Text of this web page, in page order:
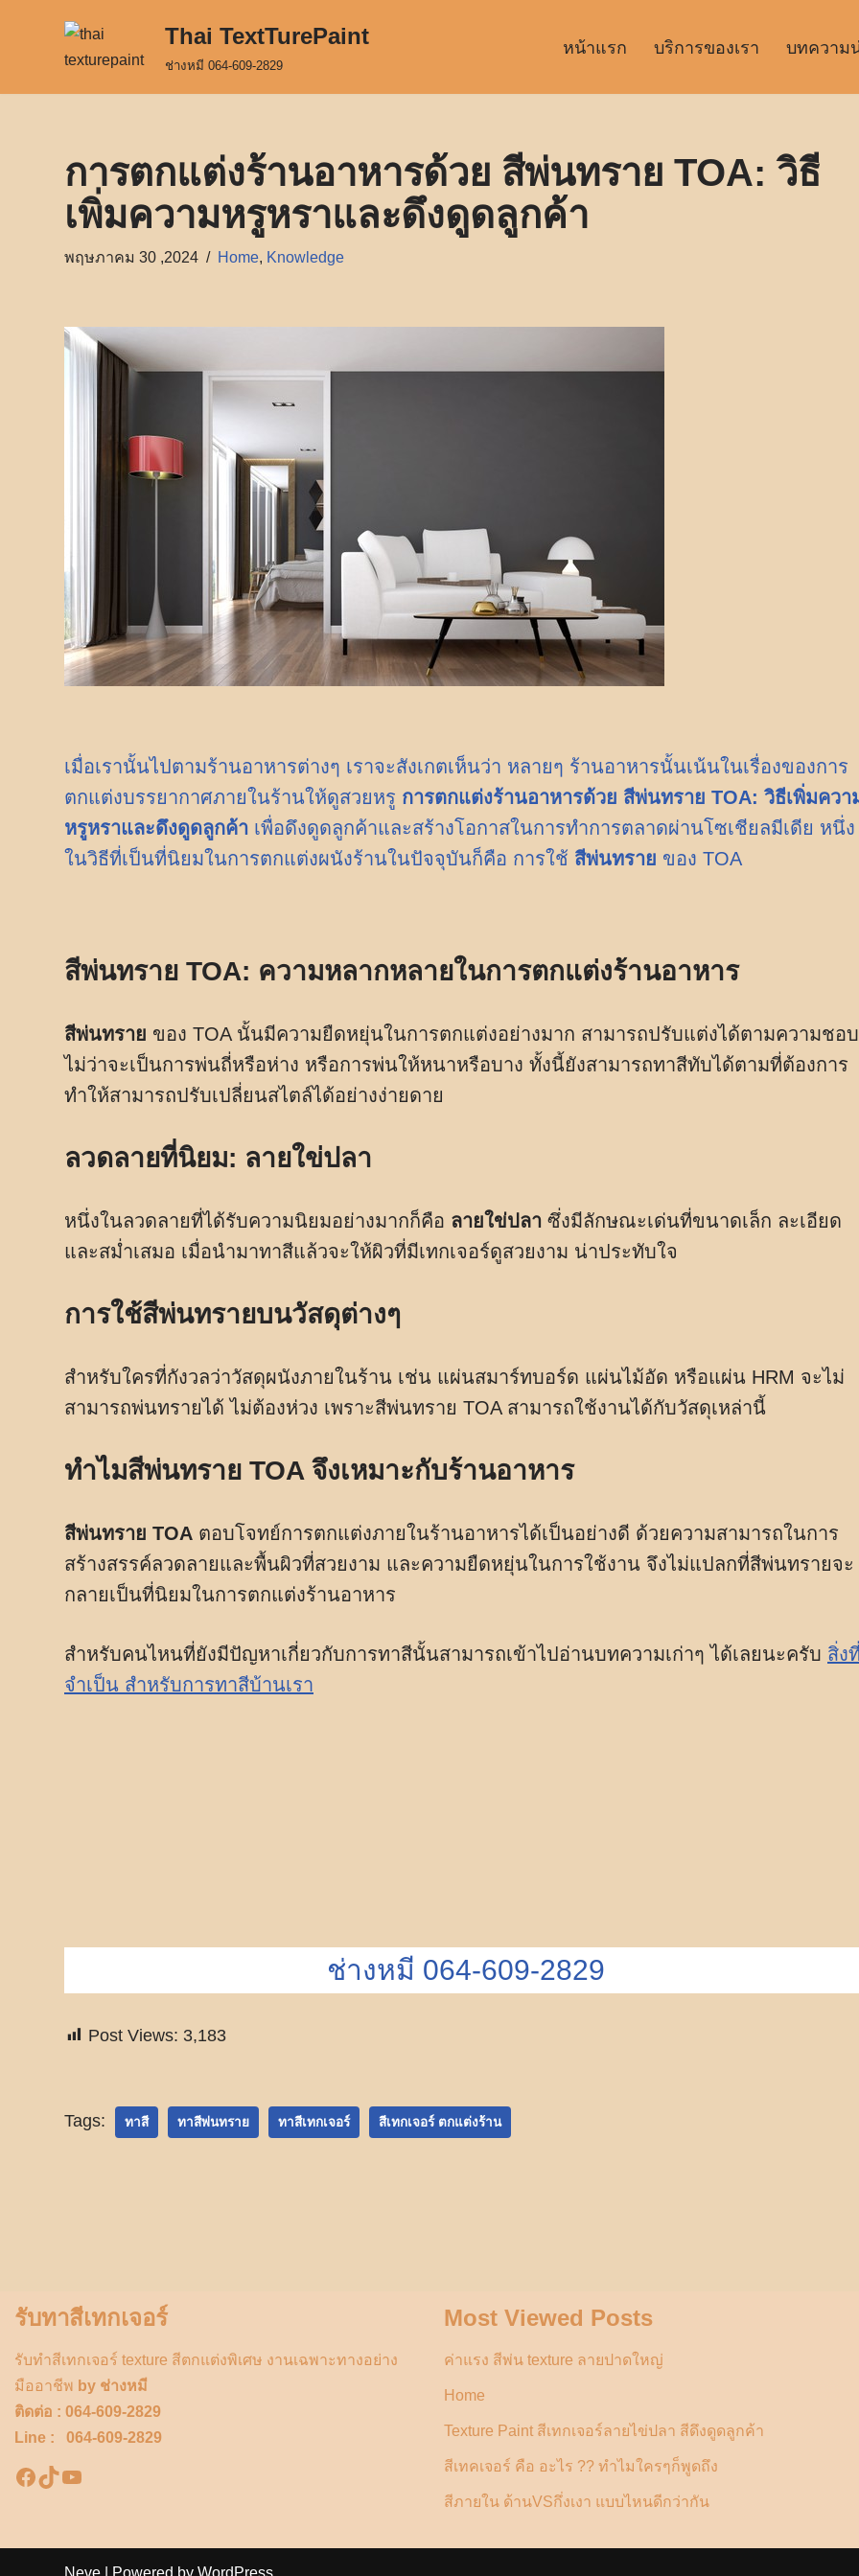
Thai TextTurePaint
ช่างหมี 064-609-2829
หน้าแรก บริการของเรา บทความ
การตกแต่งร้านอาหารด้วย สีพ่นทราย TOA: วิธี
เพิ่มความหรูหราและดึงดูดลูกค้า
พฤษภาคม 30 ,2024 Home, Knowledge
เมื่อเรานั้นไปตามร้านอาหารต่างๆ เราจะสังเกตเห็นว่า หลายๆ ร้านอาหารนั้นเน้นในเรื่องของการ
ตกแต่งบรรยากาศภายในร้านให้ดูสวยหรู การตกแต่งร้านอาหารด้วย สีพ่นทราย TOA: วิธีเพิ่มควา
หรูหราและดึงดูดลูกค้า เพื่อดึงดูดลูกค้าและสร้างโอกาสในการทำการตลาดผ่านโซเชียลมีเดีย หนึ่ง
ในวิธีที่เป็นที่นิยมในการตกแต่งผนังร้านในปัจจุบันก็คือ การใช้ สีพ่นทราย ของ TOA
สีพ่นทราย TOA: ความหลากหลายในการตกแต่งร้านอาหาร
สีพ่นทราย ของ TOA นั้นมีความยืดหยุ่นในการตกแต่งอย่างมาก สามารถปรับแต่งได้ตามความชอบ
ไม่ว่าจะเป็นการพ่นถี่หรือห่าง หรือการพ่นให้หนาหรือบาง ทั้งนี้ยังสามารถทาสีทับได้ตามที่ต้องการ
ทำให้สามารถปรับเปลี่ยนสไตล์ได้อย่างง่ายดาย
ลวดลายที่นิยม: ลายใข่ปลา
หนึ่งในลวดลายที่ได้รับความนิยมอย่างมากก็คือ ลายใข่ปลา ซึ่งมีลักษณะเด่นที่ขนาดเล็ก ละเอียด
และสม่ำเสมอ เมื่อนำมาทาสีแล้วจะให้ผิวที่มีเทกเจอร์ดูสวยงาม น่าประทับใจ
การใช้สีพ่นทรายบนวัสดุต่างๆ
สำหรับใครที่กังวลว่าวัสดุผนังภายในร้าน เช่น แผ่นสมาร์ทบอร์ด แผ่นไม้อัด หรือแผ่น HRM จะไม่
สามารถพ่นทรายได้ ไม่ต้องห่วง เพราะสีพ่นทราย TOA สามารถใช้งานได้กับวัสดุเหล่านี้
ทำไมสีพ่นทราย TOA จึงเหมาะกับร้านอาหาร
สีพ่นทราย TOA ตอบโจทย์การตกแต่งภายในร้านอาหารได้เป็นอย่างดี ด้วยความสามารถในการ
สร้างสรรค์ลวดลายและพื้นผิวที่สวยงาม และความยืดหยุ่นในการใช้งาน จึงไม่แปลกที่สีพ่นทรายจะ
กลายเป็นที่นิยมในการตกแต่งร้านอาหาร
สำหรับคนไหนที่ยังมีปัญหาเกี่ยวกับการทาสีนั้นสามารถเข้าไปอ่านบทความเก่าๆ ได้เลยนะครับ สิ่ง
จำเป็น สำหรับการทาสีบ้านเรา
ช่างหมี 064-609-2829
Post Views: 3,183
Tags: ทาสี ทาสีพ่นทราย ทาสีเทกเจอร์ สีเทกเจอร์ ตกแต่งร้าน
รับทาสีเทกเจอร์
รับทำสีเทกเจอร์ texture สีตกแต่งพิเศษ งานเฉพาะทางอย่าง
มืออาชีพ by ช่างหมี
ติดต่อ : 064-609-2829
Line : 064-609-2829
Most Viewed Posts
ค่าแรง สีพ่น texture ลายปาดใหญ่
Home
Texture Paint สีเทกเจอร์ลายไข่ปลา สีดึงดูดลูกค้า
สีเทคเจอร์ คือ อะไร ?? ทำไมใครๆก็พูดถึง
สีภายใน ด้านVSกึ่งเงา แบบไหนดีกว่ากัน
Neve | Powered by WordPress